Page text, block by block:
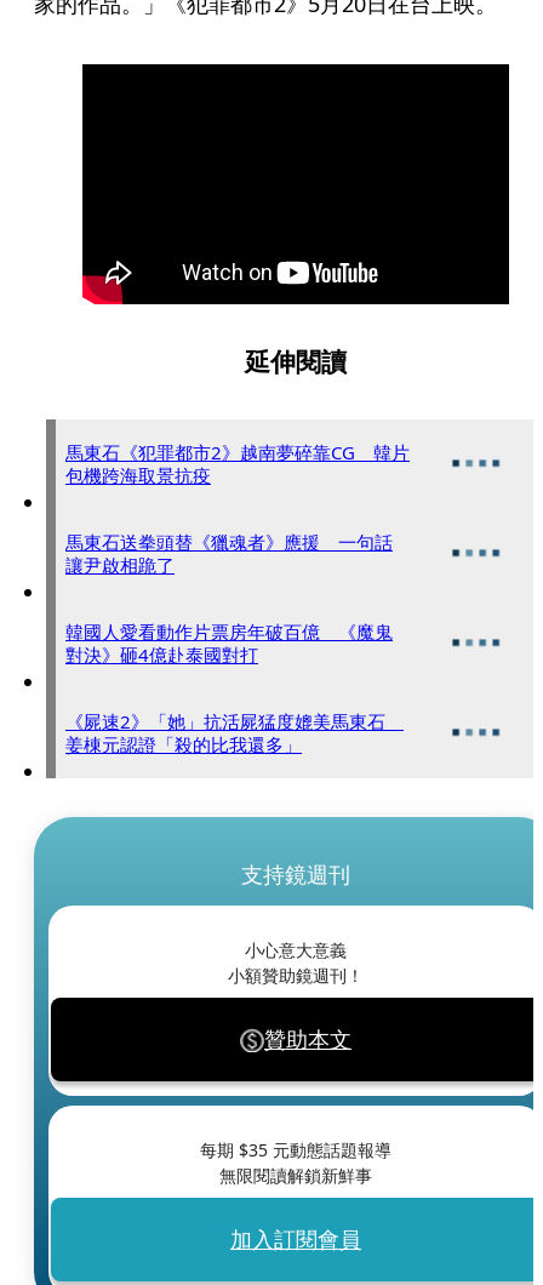
延伸閱讀
馬東石《犯罪都市2》越南夢碎靠CG 韓片
包機跨海取景抗疫
馬東石送拳頭替《獵魂者》應援 一句話
讓尹啟相跪了
韓國人愛看動作片票房年破百億 《魔鬼
對決》砸4億赴泰國對打
《屍速2》「她」抗活屍猛度媲美馬東石
姜棟元認證「殺的比我還多」
支持鏡週刊
小心意大意義
小額贊助鏡週刊！
贊助本文
每期 $35 元動態話題報導
無限閱讀解鎖新鮮事
加入訂閱會員